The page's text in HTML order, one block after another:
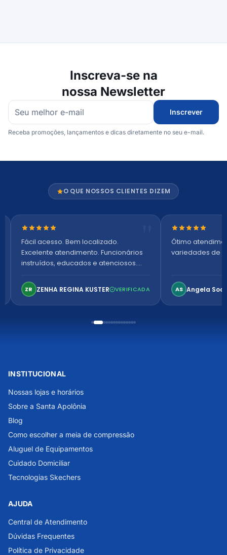
Inscreva-se na
nossa Newsletter
Inscrever
Receba promoções, lançamentos e dicas diretamente no seu e-mail.
O QUE NOSSOS CLIENTES DIZEM
Nota 5 de 5 estrelas
Fácil acesso. Bem localizado.
Excelente atendimento. Funcionários
instruídos, educados e atenciosos.
confortável. Perfeito!
ZR ZENHA REGINA KUSTER VERIFICADA
Nota 5 de 5
Ótimo
variedades de
AS Angela
INSTITUCIONAL
Nossas lojas e horários
Sobre a Santa Apolônia
Blog
Como escolher a meia de compressão
Aluguel de Equipamentos
Cuidado Domiciliar
Tecnologias Skechers
AJUDA
Central de Atendimento
Dúvidas Frequentes
Política de Privacidade